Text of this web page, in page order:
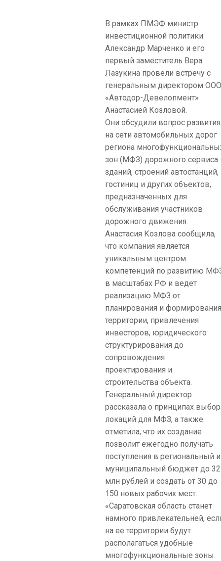
В рамках ПМЭФ министр
инвестиционной политики
Александр Марченко и его
первый заместитель Вера
Лазукина провели встречу с
генеральным директором
«Автодор-Девелопмент»
Анастасией Козловой.
Они обсудили вопрос развития
на сети автомобильных дорог
региона
зон (МФЗ) дорожного сервиса
зданий, строений автостанций,
гостиниц и других объектов,
предназначенных для
обслуживания участников
дорожного движения.
Анастасия Козлова сообщила,
что компания является
уникальным центром
компетенций по развитию
в масштабах РФ и ведет
реализацию МФЗ от
планирования и
территории, привлечения
инвесторов, юридического
структурирования до
сопровождения
проектирования и
строительства объекта.
Генеральный директор
рассказала о принципах
локаций для МФЗ, а также
отметила, что их создание
позволит ежегодно получать
поступления в региональный и
муниципальный бюджет до 32
млн рублей и создать от 30 до
150 новых рабочих мест.
«Саратовская область станет
намного привлекательней,
на ее территории будут
располагаться удобные
многофункциональные зоны.